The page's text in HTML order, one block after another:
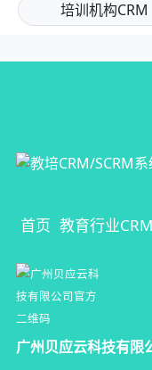
培训机构CRM
首页 教育行业CRM
广州贝应云科技有限